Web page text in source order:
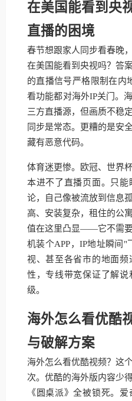
在美国能看到央
直播的困境
春节想跟家人同步看春晚
在美国能看到央视吗？答
的直播信号严格限制在内
看功能都对海外IP关门。
三方直播源，但画质不稳
同步是常态。更糟的是安
藏有恶意代码。
体育迷更惨。欧冠、世界
本进不了直播页面。只
论，自己像被流放到信息
高、安装复杂，租住的公
值在这里凸显——它不需
机装个APP，IP地址瞬间"
视、甚至各省市的地面
性，专线带宽保证了解
级。
海外怎么看优酷
与破解方案
海外怎么看优酷视频？这
次。优酷的海外版内容少
《圆桌派》全被锁死。